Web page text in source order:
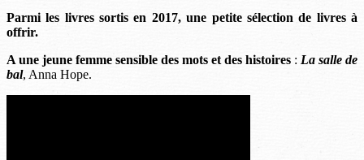
Parmi les livres sortis en 2017, une petite sélection de livres à
offrir.
A une jeune femme sensible des mots et des histoires : La salle de
bal, Anna Hope.